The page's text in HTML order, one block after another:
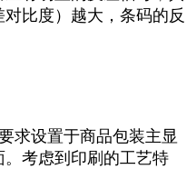
比度）越大，条码的反
求设置于商品包装主显
考虑到印刷的工艺特